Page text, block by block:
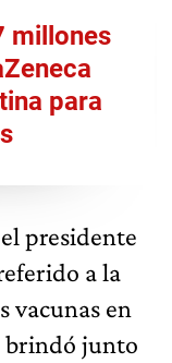
millones
para
presidente
a la
vacunas en
brindó junto